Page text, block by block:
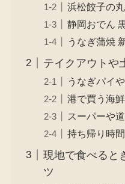
浜松餃子の
静岡おでん
うなぎ蒲焼
テイクアウトや
うなぎパイ
港で買う海
スーパーや
持ち帰り時
現地で食べると
ツ